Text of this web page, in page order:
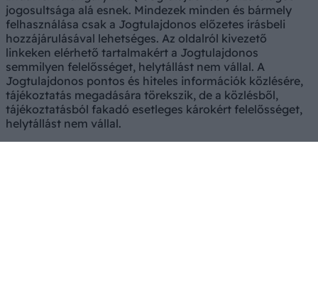
jogosultsága alá esnek. Mindezek minden és bármely
felhasználása csak a Jogtulajdonos előzetes írásbeli
hozzájárulásával lehetséges. Az oldalról kivezető
linkeken elérhető tartalmakért a Jogtulajdonos
semmilyen felelősséget, helytállást nem vállal. A
Jogtulajdonos pontos és hiteles információk közlésére,
tájékoztatás megadására törekszik, de a közlésből,
tájékoztatásból fakadó esetleges károkért felelősséget,
helytállást nem vállal.